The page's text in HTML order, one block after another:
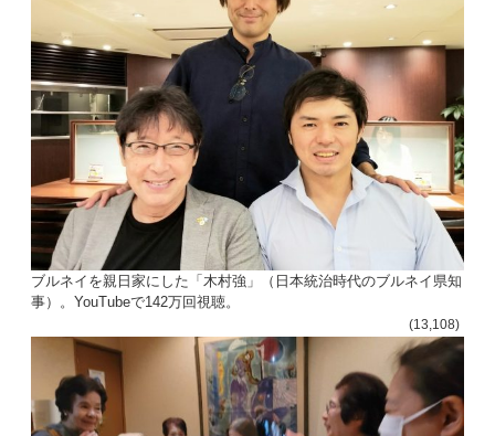
ブルネイを親日家にした「木村強」（日本統治時代のブルネイ県知
事）。YouTubeで142万回視聴。
(13,108)